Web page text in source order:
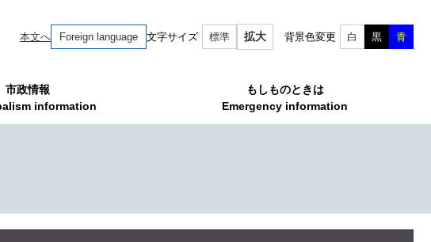
本文へ Foreign language 文字サイズ 標準 拡大 背景色変更 白 黒 青
市政情報
information
もしものときは
Emergency information